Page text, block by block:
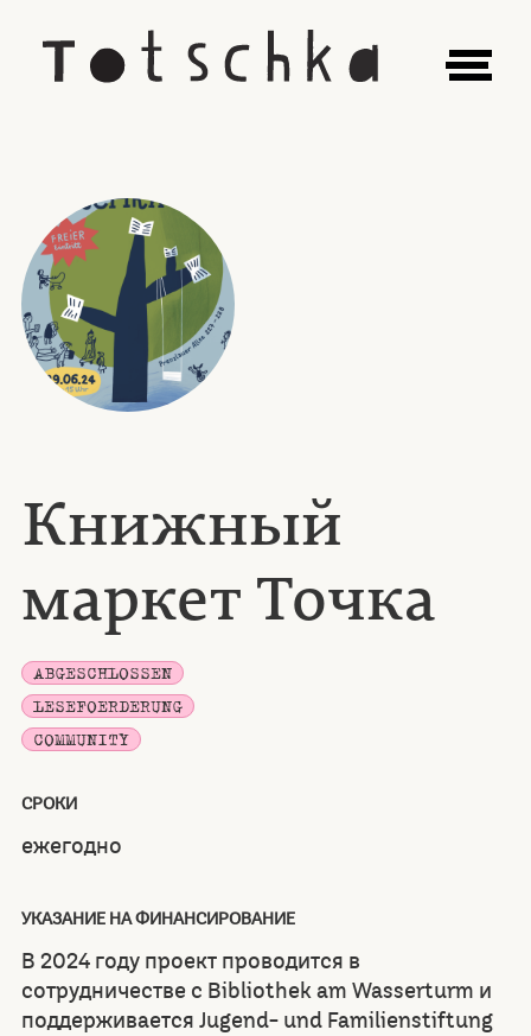
Книжный
маркет Точка
ABGESCHLOSSEN
LESEFOERDERUNG
COMMUNITY
СРОКИ
ежегодно
УКАЗАНИЕ НА ФИНАНСИРОВАНИЕ
В 2024 году проект проводится в
сотрудничестве с Bibliothek am Wasserturm и
поддерживается Jugend- und Familienstiftung